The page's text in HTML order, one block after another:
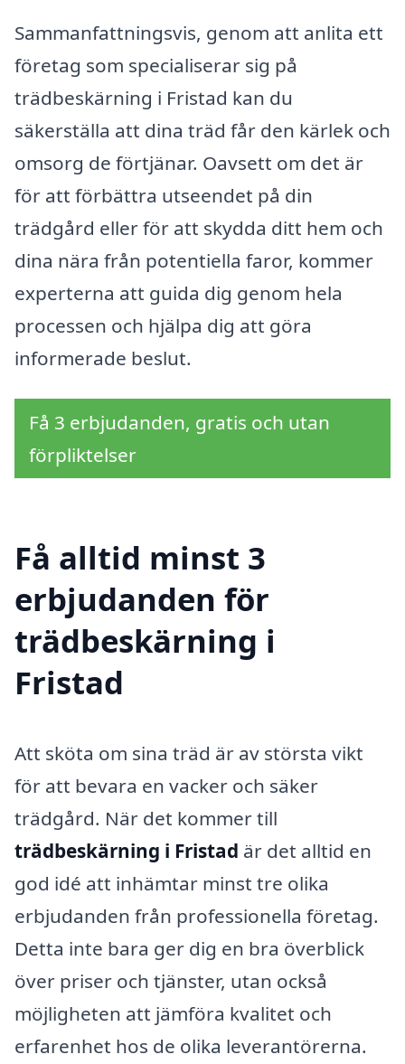
Sammanfattningsvis, genom att anlita ett
företag som specialiserar sig på
trädbeskärning i Fristad kan du
säkerställa att dina träd får den kärlek och
omsorg de förtjänar. Oavsett om det är
för att förbättra utseendet på din
trädgård eller för att skydda ditt hem och
dina nära från potentiella faror, kommer
experterna att guida dig genom hela
processen och hjälpa dig att göra
informerade beslut.
Få 3 erbjudanden, gratis och utan
förpliktelser
Få alltid minst 3
erbjudanden för
trädbeskärning i
Fristad
Att sköta om sina träd är av största vikt
för att bevara en vacker och säker
trädgård. När det kommer till
trädbeskärning i Fristad är det alltid en
god idé att inhämtar minst tre olika
erbjudanden från professionella företag.
Detta inte bara ger dig en bra överblick
över priser och tjänster, utan också
möjligheten att jämföra kvalitet och
erfarenhet hos de olika leverantörerna.